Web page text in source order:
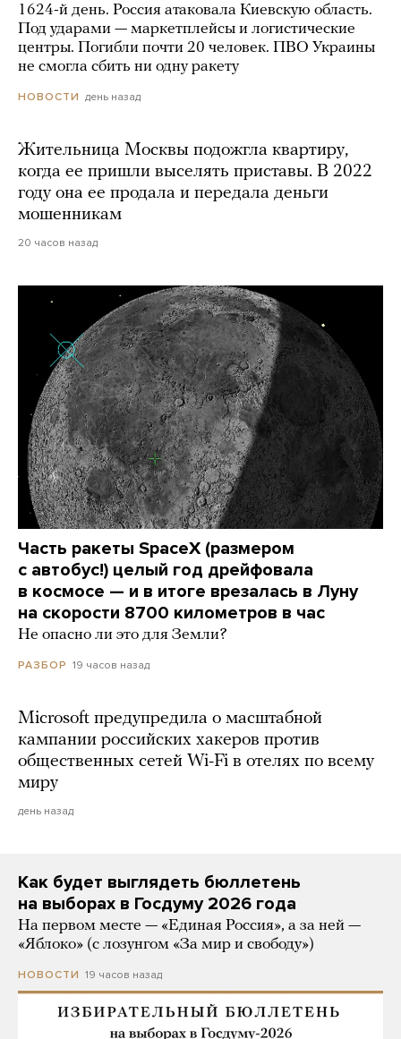
1624-й день. Россия атаковала Киевскую область.
Под ударами — маркетплейсы и логистические
центры. Погибли почти 20 человек. ПВО Украины
не смогла сбить ни одну ракету
НОВОСТИ день назад
Жительница Москвы подожгла квартиру,
когда ее пришли выселять приставы. В 2022
году она ее продала и передала деньги
мошенникам
20 часов назад
Часть ракеты SpaceX (размером
с автобус!) целый год дрейфовала
в космосе — и в итоге врезалась в Луну
на скорости 8700 километров в час
Не опасно ли это для Земли?
РАЗБОР 19 часов назад
Microsoft предупредила о масштабной
кампании российских хакеров против
общественных сетей Wi-Fi в отелях по всему
миру
день назад
Как будет выглядеть бюллетень
на выборах в Госдуму 2026 года
На первом месте — «Единая Россия», а за ней —
«Яблоко» (с лозунгом «За мир и свободу»)
НОВОСТИ 19 часов назад